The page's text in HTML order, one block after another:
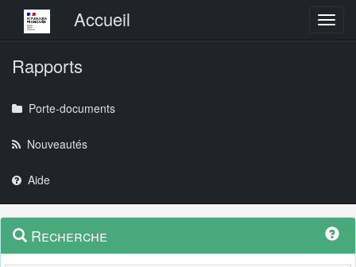
Menu principalAccueil
Rapports
Porte-documents
Nouveautés
Aide
Navigation
outils
Menu
contextuel
Recherche